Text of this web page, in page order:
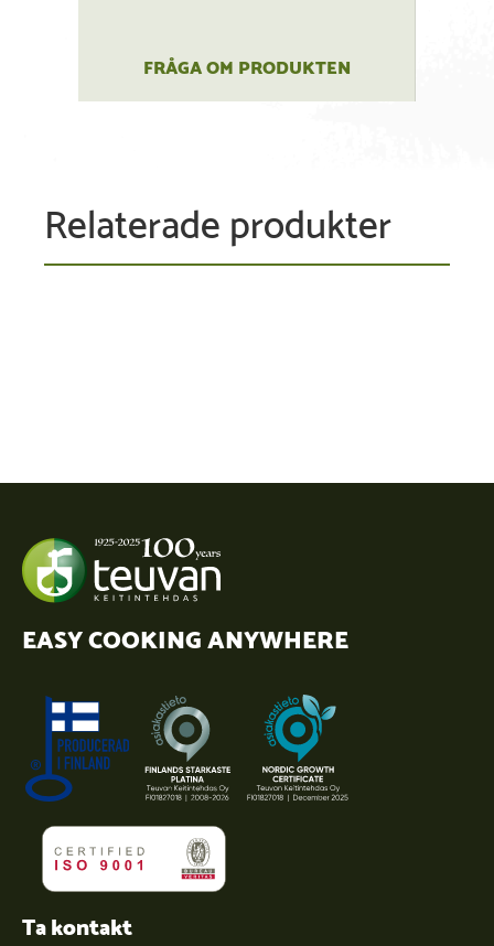
FRÅGA OM PRODUKTEN
Relaterade produkter
EASY COOKING ANYWHERE
Ta kontakt